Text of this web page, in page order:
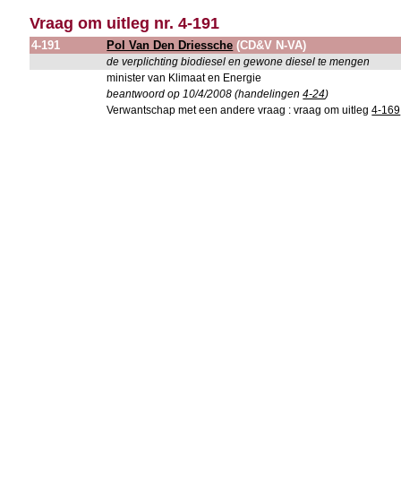
Vraag om uitleg nr. 4-191
4-191 Pol Van Den Driessche (CD&V N-VA)
de verplichting biodiesel en gewone diesel te mengen
minister van Klimaat en Energie
beantwoord op 10/4/2008 (handelingen4-24)
Verwantschap met een andere vraag : vraag om uitleg4-169